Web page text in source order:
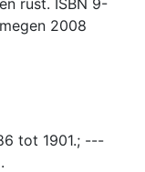
2008
tot 1901.; ---